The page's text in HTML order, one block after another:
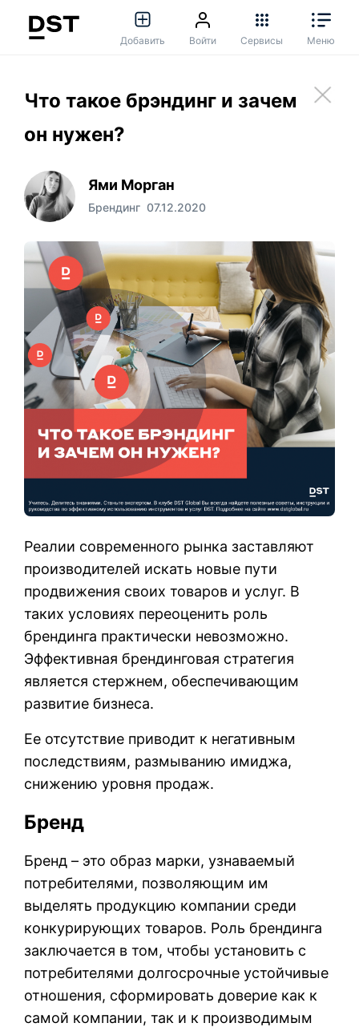
Добавить Войти Сервисы Меню
Что такое брэндинг и зачем
он нужен?
Ями Морган
Брендинг 07.12.2020
Реалии современного рынка заставляют
производителей искать новые пути
продвижения своих товаров и услуг. В
таких условиях переоценить роль
брендинга практически невозможно.
Эффективная брендинговая стратегия
является стержнем, обеспечивающим
развитие бизнеса.
Ее отсутствие приводит к негативным
последствиям, размыванию имиджа,
снижению уровня продаж.
Бренд
Бренд – это образ марки, узнаваемый
потребителями, позволяющим им
выделять продукцию компании среди
конкурирующих товаров. Роль брендинга
заключается в том, чтобы установить с
потребителями долгосрочные устойчивые
отношения, сформировать доверие как к
самой компании, так и к производимым